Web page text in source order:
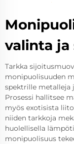
valinta ja
Tarkka
monipuolisuuden
spektrille metalleja
Prosessi hallitsee
myös exotisista
niiden tarkkoja
huolellisella
monipuolisuus